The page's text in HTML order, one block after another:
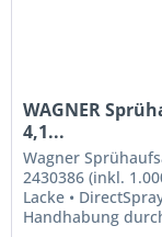
WAGNER
4,1...
Wagner
2430386 (inkl.
Lacke •
Handhabung